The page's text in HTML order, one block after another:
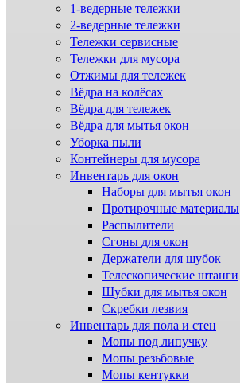
1-ведерные тележки
2-ведерные тележки
Тележки сервисные
Тележки для мусора
Отжимы для тележек
Вёдра на колёсах
Вёдра для тележек
Вёдра для мытья окон
Уборка пыли
Контейнеры для мусора
Инвентарь для окон
Наборы для мытья окон
Протирочные материалы
Распылители
Сгоны для окон
Держатели для шубок
Телескопические штанги
Шубки для мытья окон
Скребки лезвия
Инвентарь для пола и стен
Мопы под липучку
Мопы резьбовые
Мопы кентукки